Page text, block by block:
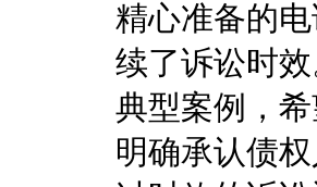
精心准备的
续了诉讼时
典型案例，
明确承认债